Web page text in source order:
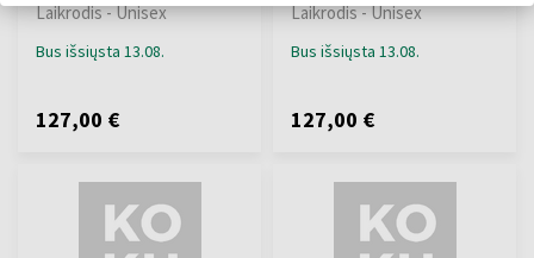
Laikrodis - Unisex
Bus išsiųsta 13.08.
127,00 €
Laikrodis - Unisex
Bus išsiųsta 13.08.
127,00 €